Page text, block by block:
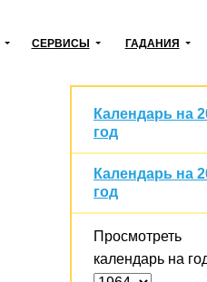
СЕРВИСЫ ГАДАНИЯ
Календарь на
год
Календарь на
год
Просмотреть
календарь на